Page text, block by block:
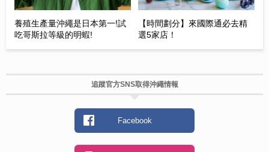
養殖生產量沖繩是日本第一!試
吃哥斯拉等級的明蝦!
【時間劃分】來國際通必去精
選5家店！
追蹤官方SNS取得沖繩情報
Facebook